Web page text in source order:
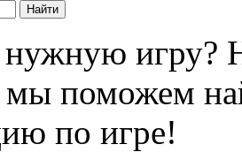
игру?
мы поможем
по игре!